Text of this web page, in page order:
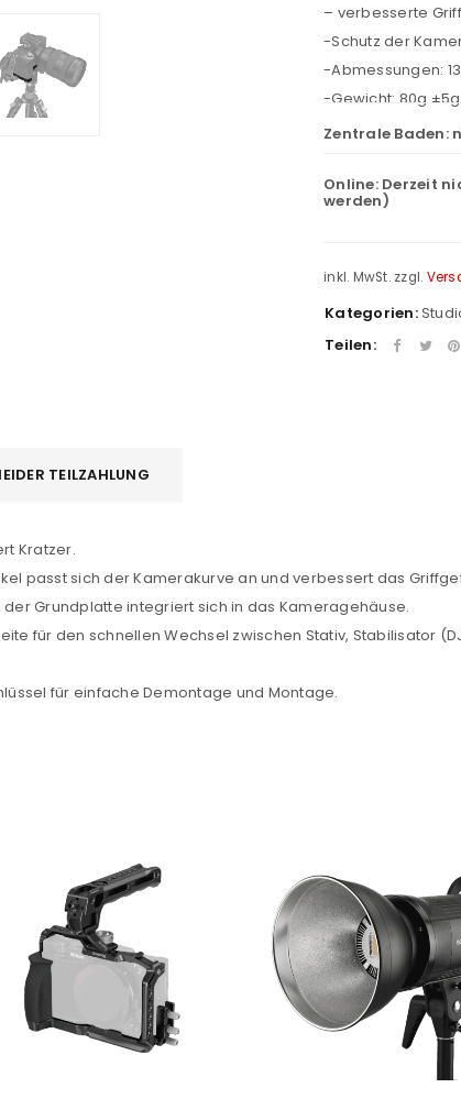
Ein Link zum Erstellen
NEWSLETTER
Ja, ich möchte ein
Datenschutzerklärung
*
REGISTRIEREN
– verbesserte
-Schutz der
-Abmessungen:
-Gewicht: 80g ±5g
Zentrale Baden:
Online: Derzeit
werden)
inkl. MwSt. zzgl.
Kategorien:
Teilen:
TEILZAHLUNG
Kratzer.
passt sich der Kamerakurve an und verbessert das
Grundplatte integriert sich in das Kameragehäuse.
für den schnellen Wechsel zwischen Stativ, Stabilisator (DJI
für einfache Demontage und Montage.